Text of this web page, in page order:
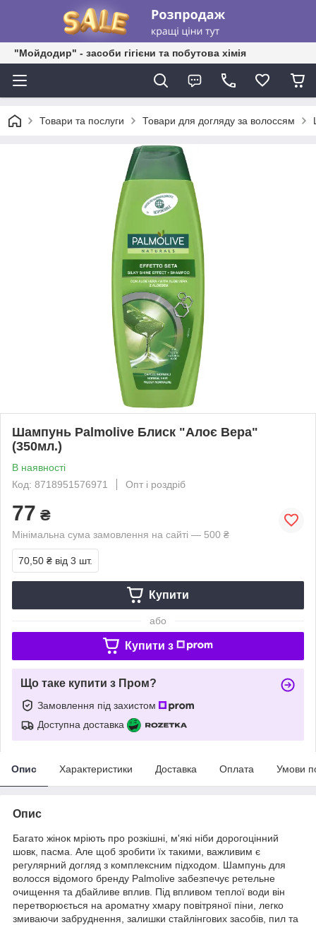
"Мойдодир" - засоби гігієни та побутова хімія
Товари та послуги Товари для догляду за волоссям
Шампунь Palmolive Блиск "Алоє Вера"
(350мл.)
В наявності
Код: 8718951576971
Опт і роздріб
77 ₴
Мінімальна сума замовлення на сайті — 500 ₴
70,50 ₴ від 3 шт.
Купити
або
Купити з
Що таке купити з Пром?
Замовлення під захистом
Доступна доставка
Опис Характеристики Доставка Оплата Умови
Опис
Багато жінок мріють про розкішні, м'які ніби дорогоцінний
шовк, пасма. Але щоб зробити їх такими, важливим є
регулярний догляд з комплексним підходом. Шампунь для
волосся відомого бренду Palmolive забезпечує ретельне
очищення та дбайливе вплив. Під впливом теплої води він
перетворюється на ароматну хмару повітряної піни, легко
змиваючи забруднення, залишки стайлінгових засобів, пил та